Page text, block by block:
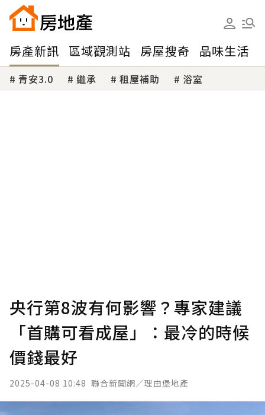
房產新訊 區域觀測站 房屋搜奇 品味生活
青安3.0 繼承 租屋補助 浴室
央行第8波有何影響？專家建議
「首購可看成屋」：最冷的時候
價錢最好
2025-04-08 10:48 聯合新聞網／理由堡地產